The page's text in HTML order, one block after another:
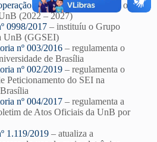
Técnica– disponibiliza o
(2022 – 2027)
0998/2017– instituíu o Grupo
UnB (GGSEI)
nº 003/2016– regulamenta o
de Brasília
nº 002/2019– regulamenta o
Peticionamento do SEI na
nº 004/2017– regulamenta a
de Atos Oficiais da UnB por
1.119/2019– atualiza a